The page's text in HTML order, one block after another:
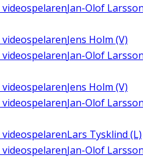
videospelarenJan-Olof
videospelarenJens Holm (V)
videospelarenJan-Olof
videospelarenJens Holm (V)
videospelarenJan-Olof
videospelarenLars Tysklind (L)
videospelarenJan-Olof